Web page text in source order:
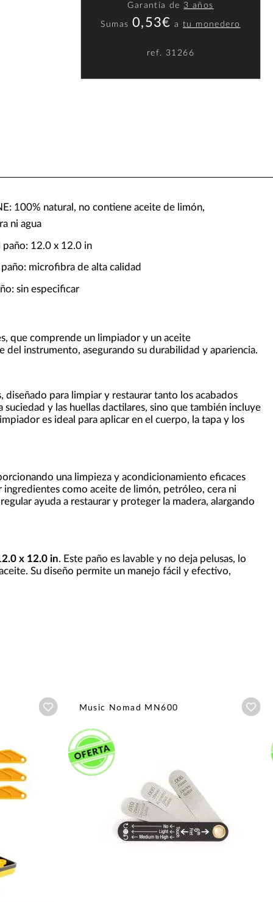
Garantía de 3 años
Sumas 0,53€ atu monedero
ref. 31266
100% natural, no contiene aceite de limón,
ni agua
paño: 12.0 x 12.0 in
microfibra de alta calidad
sin especificar
que comprende un limpiador y un aceite
instrumento, asegurando su durabilidad y apariencia.
para limpiar y restaurar tanto los acabados
y las huellas dactilares, sino que también incluye
es ideal para aplicar en el cuerpo, la tapa y los
una limpieza y acondicionamiento eficaces
como aceite de limón, petróleo, cera ni
ayuda a restaurar y proteger la madera, alargando
x 12.0 in. Este paño es lavable y no deja pelusas, lo
Su diseño permite un manejo fácil y efectivo,
Añadir a wishlist
Music Nomad MN600